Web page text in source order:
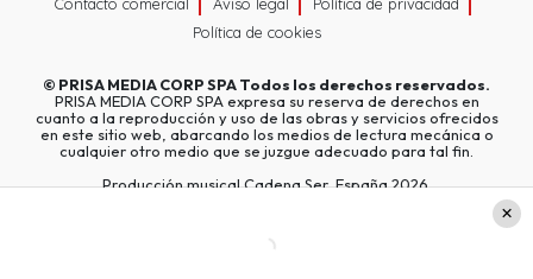
Política de cookies
© PRISA MEDIA CORP SPATodos los derechos reservados.
PRISA MEDIA CORP SPA expresa su reserva de derechos en
cuanto a la reproducción y uso de las obras y servicios ofrecidos
en este sitio web, abarcando los medios de lectura mecánica o
cualquier otro medio que se juzgue adecuado para tal fin.
Producción musical Cadena Ser, España 2026.